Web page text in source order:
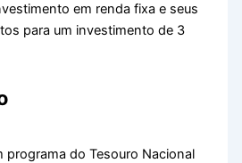
em renda fixa e seus
para um investimento de 3
programa do Tesouro Nacional